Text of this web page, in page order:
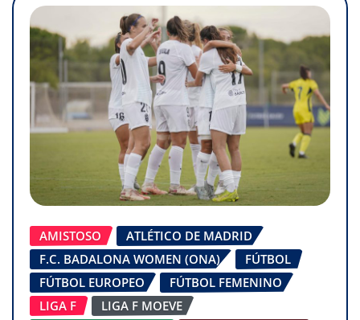
AMISTOSO
ATLÉTICO DE MADRID
F.C. BADALONA WOMEN (ONA)
FÚTBOL
FÚTBOL EUROPEO
FÚTBOL FEMENINO
LIGA F
LIGA F MOEVE